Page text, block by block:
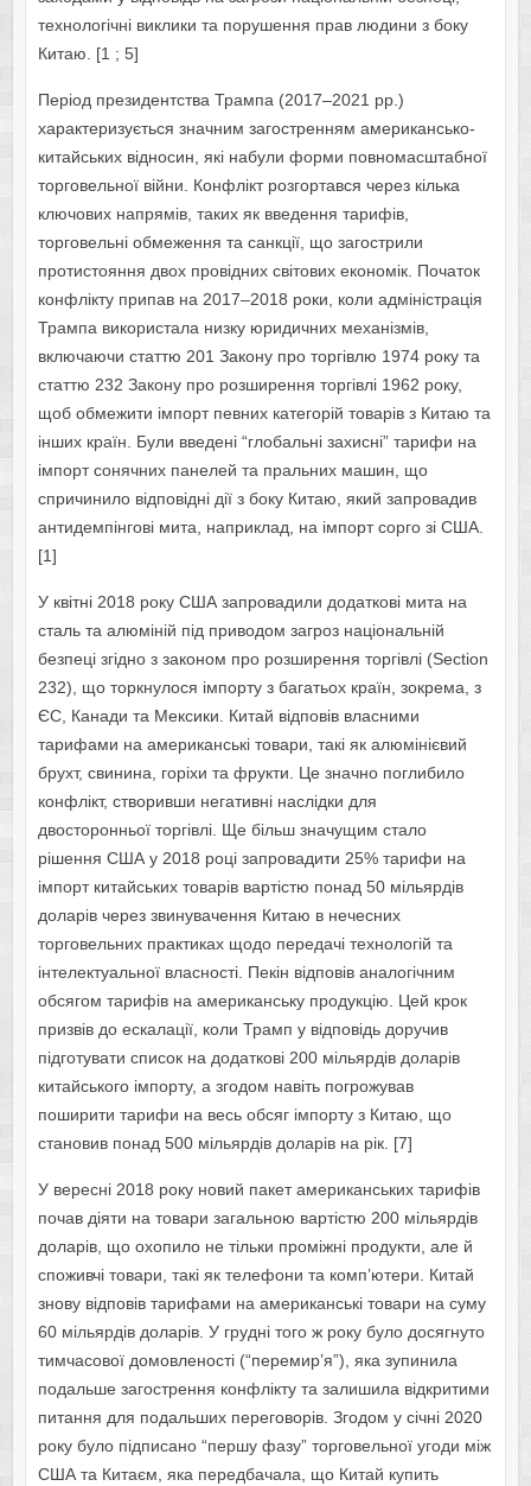
технологічні виклики та порушення прав людини з боку
Китаю. [1 ; 5]
Період президентства Трампа (2017–2021 рр.)
характеризується значним загостренням американсько-
китайських відносин, які набули форми повномасштабної
торговельної війни. Конфлікт розгортався через кілька
ключових напрямів, таких як введення тарифів,
торговельні обмеження та санкції, що загострили
протистояння двох провідних світових економік. Початок
конфлікту припав на 2017–2018 роки, коли адміністрація
Трампа використала низку юридичних механізмів,
включаючи статтю 201 Закону про торгівлю 1974 року та
статтю 232 Закону про розширення торгівлі 1962 року,
щоб обмежити імпорт певних категорій товарів з Китаю та
інших країн. Були введені “глобальні захисні” тарифи на
імпорт сонячних панелей та пральних машин, що
спричинило відповідні дії з боку Китаю, який запровадив
антидемпінгові мита, наприклад, на імпорт сорго зі США.
[1]
У квітні 2018 року США запровадили додаткові мита на
сталь та алюміній під приводом загроз національній
безпеці згідно з законом про розширення торгівлі (Section
232), що торкнулося імпорту з багатьох країн, зокрема, з
ЄС, Канади та Мексики. Китай відповів власними
тарифами на американські товари, такі як алюмінієвий
брухт, свинина, горіхи та фрукти. Це значно поглибило
конфлікт, створивши негативні наслідки для
двосторонньої торгівлі. Ще більш значущим стало
рішення США у 2018 році запровадити 25% тарифи на
імпорт китайських товарів вартістю понад 50 мільярдів
доларів через звинувачення Китаю в нечесних
торговельних практиках щодо передачі технологій та
інтелектуальної власності. Пекін відповів аналогічним
обсягом тарифів на американську продукцію. Цей крок
призвів до ескалації, коли Трамп у відповідь доручив
підготувати список на додаткові 200 мільярдів доларів
китайського імпорту, а згодом навіть погрожував
поширити тарифи на весь обсяг імпорту з Китаю, що
становив понад 500 мільярдів доларів на рік. [7]
У вересні 2018 року новий пакет американських тарифів
почав діяти на товари загальною вартістю 200 мільярдів
доларів, що охопило не тільки проміжні продукти, але й
споживчі товари, такі як телефони та комп’ютери. Китай
знову відповів тарифами на американські товари на суму
60 мільярдів доларів. У грудні того ж року було досягнуто
тимчасової домовленості (“перемир’я”), яка зупинила
подальше загострення конфлікту та залишила відкритими
питання для подальших переговорів. Згодом у січні 2020
року було підписано “першу фазу” торговельної угоди між
США та Китаєм, яка передбачала, що Китай купить